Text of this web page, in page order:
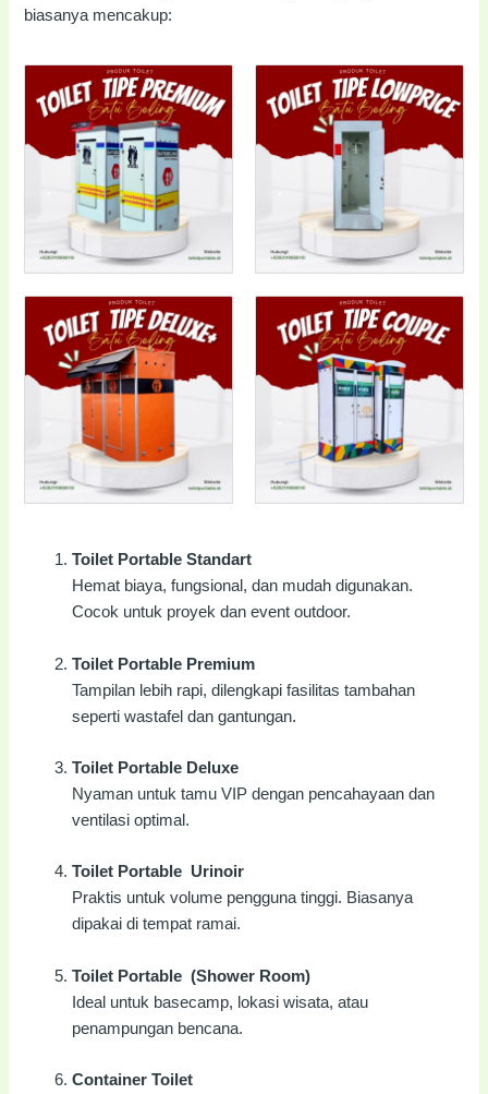
biasanya mencakup:
Toilet Portable Standart
Hemat biaya, fungsional, dan mudah digunakan.
Cocok untuk proyek dan event outdoor.
Toilet Portable Premium
Tampilan lebih rapi, dilengkapi fasilitas tambahan
seperti wastafel dan gantungan.
Toilet Portable Deluxe
Nyaman untuk tamu VIP dengan pencahayaan dan
ventilasi optimal.
Toilet Portable Urinoir
Praktis untuk volume pengguna tinggi. Biasanya
dipakai di tempat ramai.
Toilet Portable (Shower Room)
Ideal untuk basecamp, lokasi wisata, atau
penampungan bencana.
Container Toilet